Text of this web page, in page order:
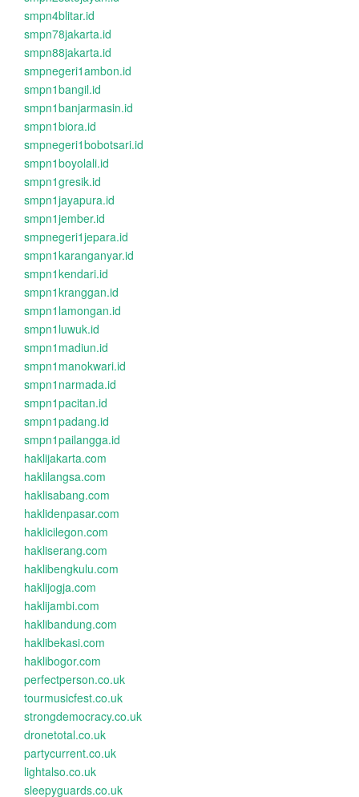
smpn4blitar.id
smpn78jakarta.id
smpn88jakarta.id
smpnegeri1ambon.id
smpn1bangil.id
smpn1banjarmasin.id
smpn1biora.id
smpnegeri1bobotsari.id
smpn1boyolali.id
smpn1gresik.id
smpn1jayapura.id
smpn1jember.id
smpnegeri1jepara.id
smpn1karanganyar.id
smpn1kendari.id
smpn1kranggan.id
smpn1lamongan.id
smpn1luwuk.id
smpn1madiun.id
smpn1manokwari.id
smpn1narmada.id
smpn1pacitan.id
smpn1padang.id
smpn1pailangga.id
haklijakarta.com
haklilangsa.com
haklisabang.com
haklidenpasar.com
haklicilegon.com
hakliserang.com
haklibengkulu.com
haklijogja.com
haklijambi.com
haklibandung.com
haklibekasi.com
haklibogor.com
perfectperson.co.uk
tourmusicfest.co.uk
strongdemocracy.co.uk
dronetotal.co.uk
partycurrent.co.uk
lightalso.co.uk
sleepyguards.co.uk